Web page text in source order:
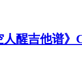
人醒吉他谱》